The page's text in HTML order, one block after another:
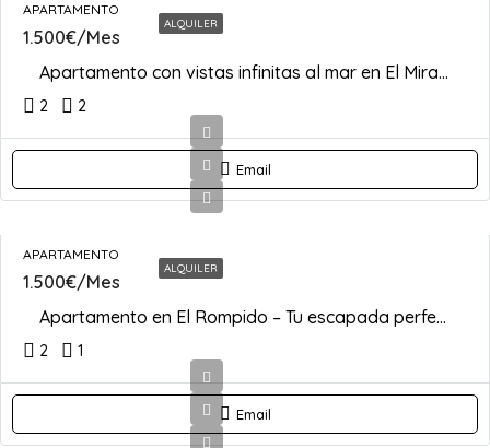
ALQUILER
APARTAMENTO
1.500€/Mes
Apartamento con vistas infinitas al mar en El Mirador — Nuevo Portil
2 2
Email
ALQUILER
APARTAMENTO
1.500€/Mes
Apartamento en El Rompido – Tu escapada perfecta
2 1
Email